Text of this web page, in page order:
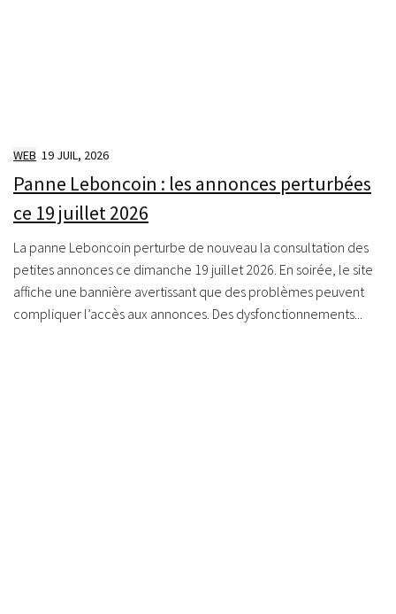
WEB 19 JUIL, 2026
Panne Leboncoin : les annonces perturbées
ce 19 juillet 2026
La panne Leboncoin perturbe de nouveau la consultation des
petites annonces ce dimanche 19 juillet 2026. En soirée, le site
affiche une bannière avertissant que des problèmes peuvent
compliquer l’accès aux annonces. Des dysfonctionnements...